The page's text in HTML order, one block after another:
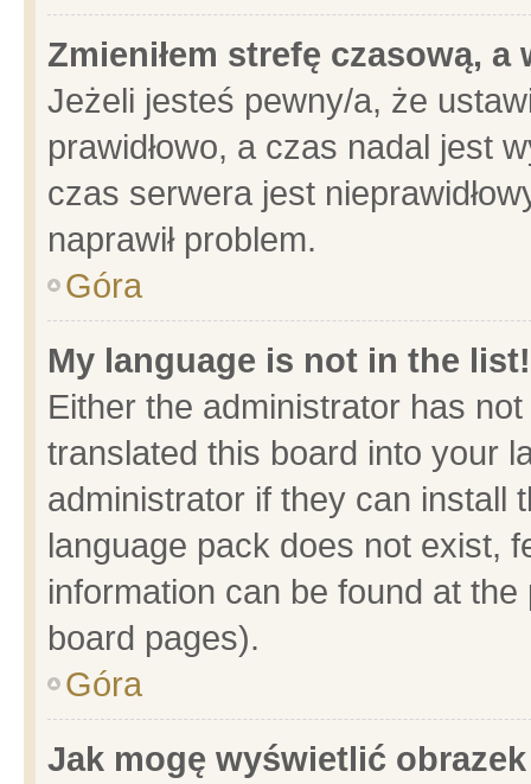
Zmieniłem strefę czasową,
Jeżeli jesteś pewny/a, że
prawidłowo, a czas nadal jest
czas serwera jest
naprawił problem.
Góra
My language is not in the list!
Either the administrator has
translated this board into your
administrator if they can install
language pack does not exist,
information can be found at
board pages).
Góra
Jak mogę wyświetlić